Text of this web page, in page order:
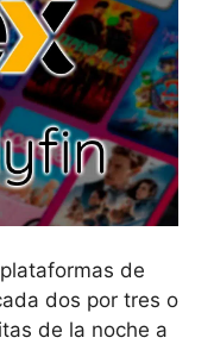
de
dos por tres o
de la noche a